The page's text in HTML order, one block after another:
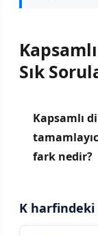
Sık
Kapsamlı
fark nedir?
K